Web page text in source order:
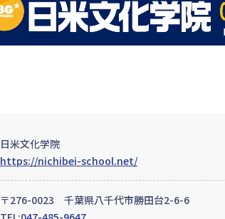
日米文化学院
https://nichibei-school.net/
〒276-0023 千葉県八千代市勝田台2-6-6